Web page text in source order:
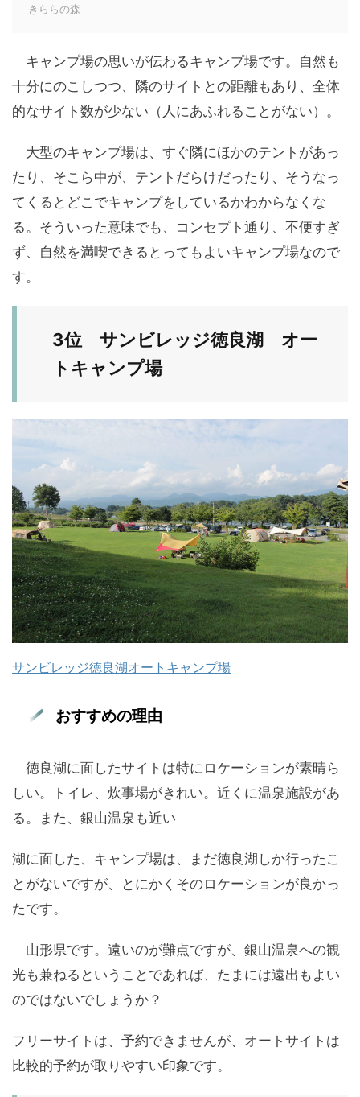
きららの森
キャンプ場の思いが伝わるキャンプ場です。自然も
十分にのこしつつ、隣のサイトとの距離もあり、全体
的なサイト数が少ない（人にあふれることがない）。
大型のキャンプ場は、すぐ隣にほかのテントがあっ
たり、そこら中が、テントだらけだったり、そうなっ
てくるとどこでキャンプをしているかわからなくな
る。そういった意味でも、コンセプト通り、不便すぎ
ず、自然を満喫できるとってもよいキャンプ場なので
す。
3位 サンビレッジ徳良湖 オー
トキャンプ場
サンビレッジ徳良湖オートキャンプ場
おすすめの理由
徳良湖に面したサイトは特にロケーションが素晴ら
しい。トイレ、炊事場がきれい。近くに温泉施設があ
る。また、銀山温泉も近い
湖に面した、キャンプ場は、まだ徳良湖しか行ったこ
とがないですが、とにかくそのロケーションが良かっ
たです。
山形県です。遠いのが難点ですが、銀山温泉への観
光も兼ねるということであれば、たまには遠出もよい
のではないでしょうか？
フリーサイトは、予約できませんが、オートサイトは
比較的予約が取りやすい印象です。